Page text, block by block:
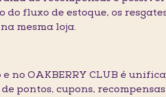
do fluxo de estoque, os
mesma loja.
e no OAKBERRY CLUB é
pontos, cupons,